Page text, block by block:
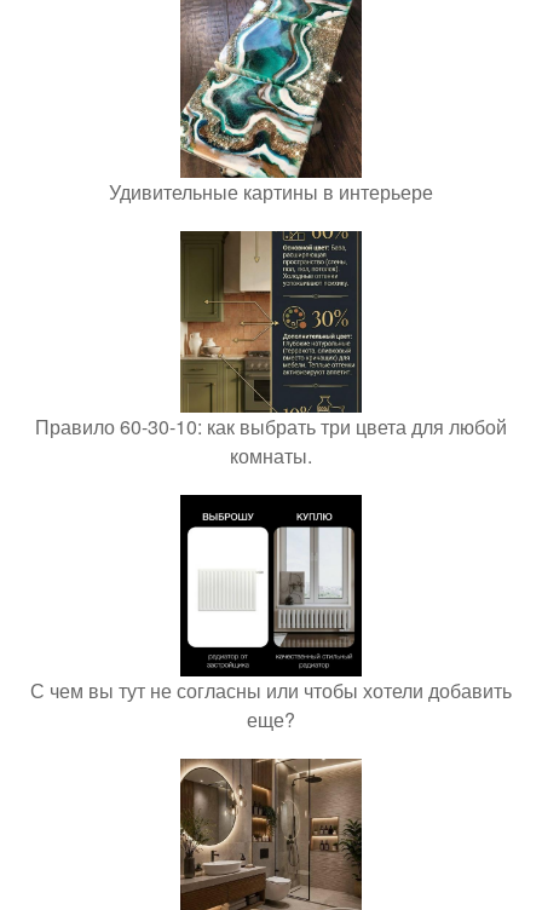
Удивительные картины в интерьере
Правило 60-30-10: как выбрать три цвета для любой
комнаты.
С чем вы тут не согласны или чтобы хотели добавить
еще?